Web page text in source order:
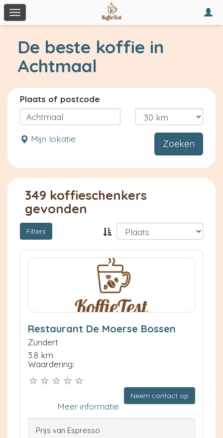
Toggle
navigation
De beste koffie in
Achtmaal
Plaats of postcode
Mijn lokatie Zoeken
349 koffieschenkers
gevonden
Filters
Restaurant De Moerse Bossen
Zundert
3.8 km
Waardering:
Neem contact op
Meer informatie
Prijs van Espresso